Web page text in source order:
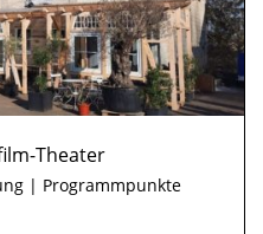
Theater
| Programmpunkte